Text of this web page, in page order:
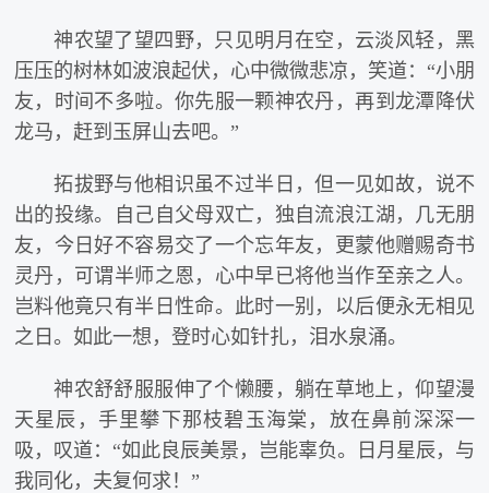
神农望了望四野，只见明月在空，云淡风轻，黑
压压的树林如波浪起伏，心中微微悲凉，笑道：“小朋
友，时间不多啦。你先服一颗神农丹，再到龙潭降伏
龙马，赶到玉屏山去吧。”
拓拔野与他相识虽不过半日，但一见如故，说不
出的投缘。自己自父母双亡，独自流浪江湖，几无朋
友，今日好不容易交了一个忘年友，更蒙他赠赐奇书
灵丹，可谓半师之恩，心中早已将他当作至亲之人。
岂料他竟只有半日性命。此时一别，以后便永无相见
之日。如此一想，登时心如针扎，泪水泉涌。
神农舒舒服服伸了个懒腰，躺在草地上，仰望漫
天星辰，手里攀下那枝碧玉海棠，放在鼻前深深一
吸，叹道：“如此良辰美景，岂能辜负。日月星辰，与
我同化，夫复何求！”